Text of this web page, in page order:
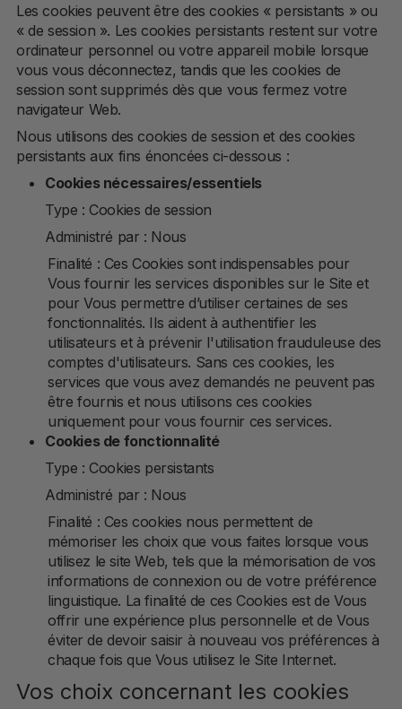
Les cookies peuvent être des cookies « persistants » ou
« de session ». Les cookies persistants restent sur votre
ordinateur personnel ou votre appareil mobile lorsque
vous vous déconnectez, tandis que les cookies de
session sont supprimés dès que vous fermez votre
navigateur Web.
Nous utilisons des cookies de session et des cookies
persistants aux fins énoncées ci-dessous :
Cookies nécessaires/essentiels
Type : Cookies de session
Administré par : Nous
Finalité : Ces Cookies sont indispensables pour
Vous fournir les services disponibles sur le Site et
pour Vous permettre d’utiliser certaines de ses
fonctionnalités. Ils aident à authentifier les
utilisateurs et à prévenir l'utilisation frauduleuse des
comptes d'utilisateurs. Sans ces cookies, les
services que vous avez demandés ne peuvent pas
être fournis et nous utilisons ces cookies
uniquement pour vous fournir ces services.
Cookies de fonctionnalité
Type : Cookies persistants
Administré par : Nous
Finalité : Ces cookies nous permettent de
mémoriser les choix que vous faites lorsque vous
utilisez le site Web, tels que la mémorisation de vos
informations de connexion ou de votre préférence
linguistique. La finalité de ces Cookies est de Vous
offrir une expérience plus personnelle et de Vous
éviter de devoir saisir à nouveau vos préférences à
chaque fois que Vous utilisez le Site Internet.
Vos choix concernant les cookies